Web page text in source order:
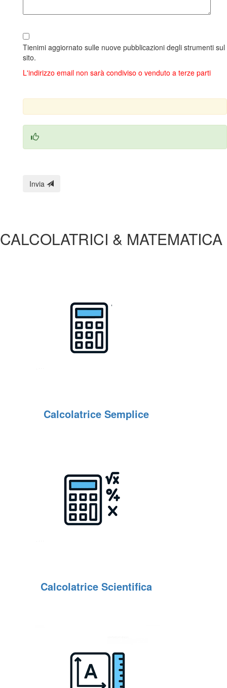
Tienimi aggiornato sulle nuove pubblicazioni degli strumenti sul
sito.
L'indirizzo email non sarà condiviso o venduto a terze parti
Invia
CALCOLATRICI & MATEMATICA
Calcolatrice Semplice
Calcolatrice Scientifica